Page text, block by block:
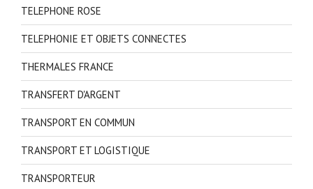
TELEPHONE ROSE
TELEPHONIE ET OBJETS CONNECTES
THERMALES FRANCE
TRANSFERT D'ARGENT
TRANSPORT EN COMMUN
TRANSPORT ET LOGISTIQUE
TRANSPORTEUR